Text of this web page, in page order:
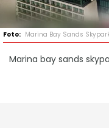
Marina Bay Sands
Marina bay sands